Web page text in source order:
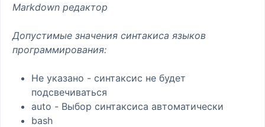
Markdown редактор
Допустимые значения синтакиса языков
программирования:
Не указано - синтаксис не будет
подсвечиваться
auto - Выбор синтаксиса автоматически
bash